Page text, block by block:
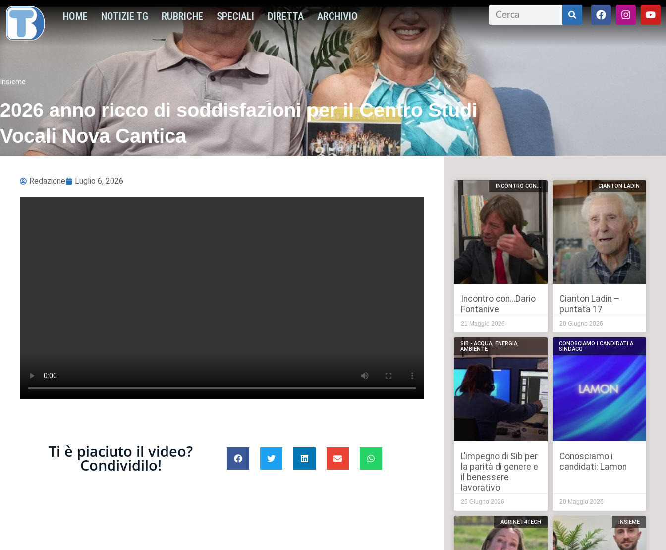
HOME NOTIZIE TG RUBRICHE SPECIALI DIRETTA ARCHIVIO
Insieme
2026 anno ricco di soddisfazioni per il Centro Studi
Vocali Nova Cantica
Redazione Luglio 6, 2026
Ti è piaciuto il video?
Condividilo!
INCONTRO CON...
Incontro con…Dario
Fontanive
21 Maggio 2026
CIANTON LADIN
Cianton Ladin –
puntata 17
20 Giugno 2026
SIB - ACQUA, ENERGIA,
AMBIENTE
L’impegno di Sib per
la parità di genere e
il benessere
lavorativo
25 Giugno 2026
CONOSCIAMO I CANDIDATI A
SINDACO
Conosciamo i
candidati: Lamon
20 Maggio 2026
AGRINET4TECH INSIEME